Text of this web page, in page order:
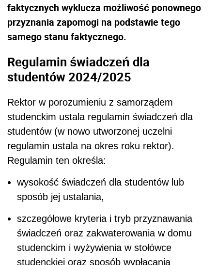
faktycznych wyklucza możliwość ponownego
przyznania zapomogi na podstawie tego
samego stanu faktycznego.
Regulamin świadczeń dla
studentów 2024/2025
Rektor w porozumieniu z samorządem
studenckim ustala regulamin świadczeń dla
studentów (w nowo utworzonej uczelni
regulamin ustala na okres roku rektor).
Regulamin ten określa:
wysokość świadczeń dla studentów lub
sposób jej ustalania,
szczegółowe kryteria i tryb przyznawania
świadczeń oraz zakwaterowania w domu
studenckim i wyżywienia w stołówce
studenckiej oraz sposób wypłacania